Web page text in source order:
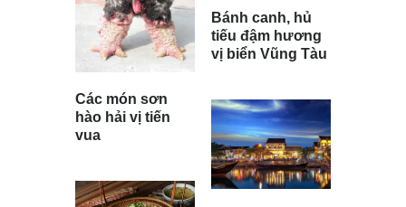
Các món sơn
hào hải vị tiến
vua
Bánh canh, hủ
tiếu đậm hương
vị biển Vũng Tàu